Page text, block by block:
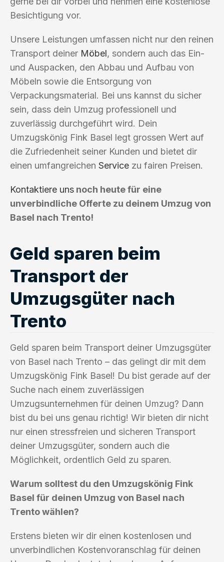
Besichtigung vor.
Unsere Leistungen umfassen nicht nur den reinen
Transport deiner Möbel, sondern auch das Ein-
und Auspacken, den Abbau und Aufbau von
Möbeln sowie die Entsorgung von
Verpackungsmaterial. Bei uns kannst du sicher
sein, dass dein Umzug professionell und
zuverlässig durchgeführt wird. Dein
Umzugskönig Fink Basel legt grossen Wert auf
die Zufriedenheit seiner Kunden und bietet dir
einen umfangreichen Service zu fairen Preisen.
Kontaktiere uns noch heute für eine
unverbindliche Offerte zu deinem Umzug von
Basel nach Trento!
Geld sparen beim
Transport der
Umzugsgüter nach
Trento
Geld sparen beim Transport deiner Umzugsgüter
von Basel nach Trento – das gelingt dir mit dem
Umzugskönig Fink Basel! Du bist gerade auf der
Suche nach einem zuverlässigen
Umzugsunternehmen für deinen Umzug? Dann
bist du bei uns genau richtig! Wir bieten dir nicht
nur einen stressfreien und sicheren Transport
deiner Umzugsgüter, sondern auch die
Möglichkeit, ordentlich Geld zu sparen.
Warum solltest du den Umzugskönig Fink
Basel für deinen Umzug von Basel nach
Trento wählen?
Erstens bieten wir dir einen kostenlosen und
unverbindlichen Kostenvoranschlag für deinen